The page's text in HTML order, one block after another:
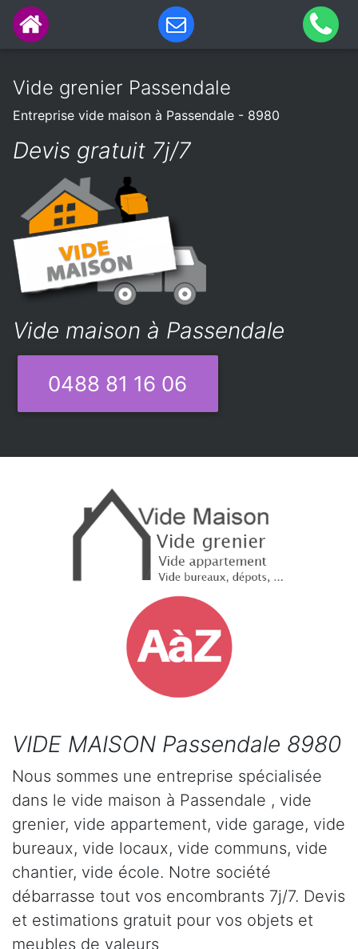
Vide grenier Passendale
Entreprise vide maison à Passendale - 8980
Devis gratuit 7j/7
Vide maison à Passendale
0488 81 16 06
VIDE MAISON Passendale 8980
Nous sommes une entreprise spécialisée
dans le vide maison à Passendale , vide
grenier, vide appartement, vide garage, vide
bureaux, vide locaux, vide communs, vide
chantier, vide école. Notre société
débarrasse tout vos encombrants 7j/7. Devis
et estimations gratuit pour vos objets et
meubles de valeurs